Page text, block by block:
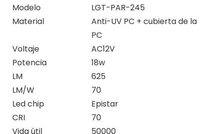
Modelo
LGT-PAR-245
Material
Anti-UV PC + cubierta de la
PC
Voltaje
AC12V
Potencia
18w
LM
625
LM/W
70
Led chip
Epistar
CRI
70
Vida útil
50000